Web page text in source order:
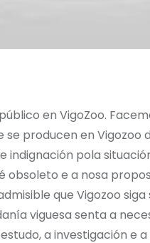
en VigoZoo.
producen en Vigozoo
pola
obsoleto e a nosa
que Vigozoo
viguesa senta a
a investigación e